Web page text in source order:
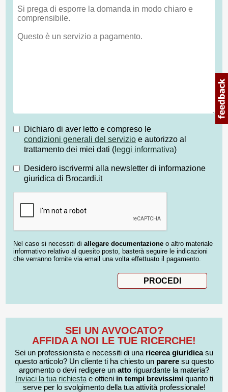
Dichiaro di aver letto e compreso le
condizioni generali del servizio e autorizzo al
trattamento dei miei dati ( leggi informativa)
Desidero iscrivermi alla newsletter di informazione
giuridica di Brocardi.it
Nel caso si necessiti di allegare documentazione o altro materiale
informativo relativo al quesito posto, basterà seguire le indicazioni
che verranno fornite via email una volta effettuato il pagamento.
SEI UN AVVOCATO?
AFFIDA A NOI LE TUE RICERCHE!
Sei un professionista e necessiti di una ricerca giuridicasu
questo articolo? Un cliente ti ha chiesto un pareresu questo
argomento o devi redigere un atto riguardante la materia?
Inviaci la tua richiestae ottieni in tempi brevissimiquanto ti
serve per lo svolgimento della tua attività professionale!